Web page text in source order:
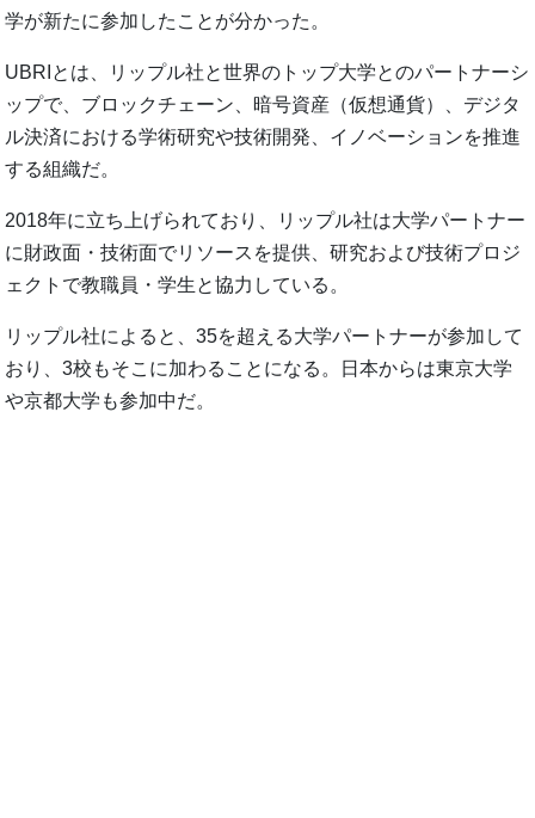
学が新たに参加したことが分かった。
UBRIとは、リップル社と世界のトップ大学とのパートナーシ
ップで、ブロックチェーン、暗号資産（仮想通貨）、デジタ
ル決済における学術研究や技術開発、イノベーションを推進
する組織だ。
2018年に立ち上げられており、リップル社は大学パートナー
に財政面・技術面でリソースを提供、研究および技術プロジ
ェクトで教職員・学生と協力している。
リップル社によると、35を超える大学パートナーが参加して
おり、3校もそこに加わることになる。日本からは東京大学
や京都大学も参加中だ。